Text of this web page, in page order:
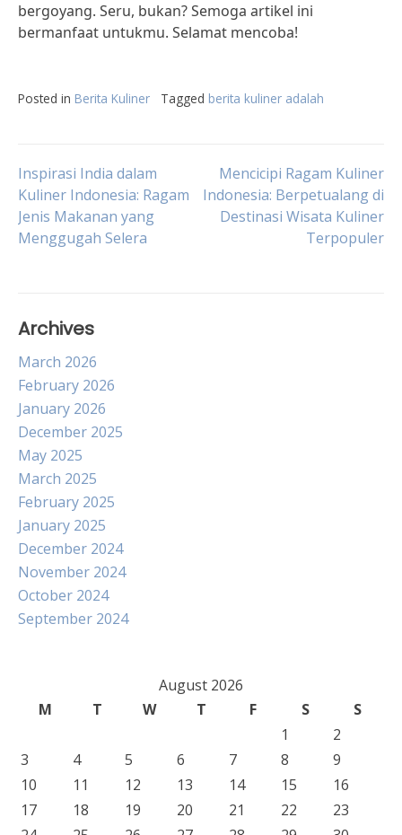
bergoyang. Seru, bukan? Semoga artikel ini
bermanfaat untukmu. Selamat mencoba!
Posted in Berita Kuliner Tagged berita kuliner adalah
Post
navigation
Inspirasi India dalam
Kuliner Indonesia: Ragam
Jenis Makanan yang
Menggugah Selera
Mencicipi Ragam Kuliner
Indonesia: Berpetualang di
Destinasi Wisata Kuliner
Terpopuler
Archives
March 2026
February 2026
January 2026
December 2025
May 2025
March 2025
February 2025
January 2025
December 2024
November 2024
October 2024
September 2024
August 2026
M
T W T F S
S
1
2
3
4 5 6 7 8
9
10
11 12 13 14 15
16
17
18 19 20 21 22
23